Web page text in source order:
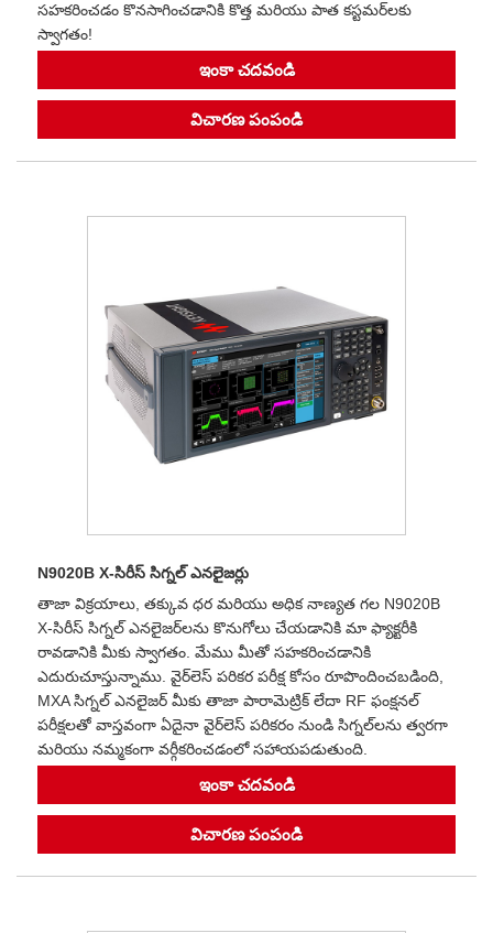
సహకరించడం కొనసాగించడానికి కొత్త మరియు పాత కస్టమర్‌లకు
స్వాగతం!
ఇంకా చదవండి
విచారణ పంపండి
N9020B X-సిరీస్ సిగ్నల్ ఎనలైజర్లు
తాజా విక్రయాలు, తక్కువ ధర మరియు అధిక నాణ్యత గల N9020B
X-సిరీస్ సిగ్నల్ ఎనలైజర్‌లను కొనుగోలు చేయడానికి మా ఫ్యాక్టరీకి
రావడానికి మీకు స్వాగతం. మేము మీతో సహకరించడానికి
ఎదురుచూస్తున్నాము. వైర్‌లెస్ పరికర పరీక్ష కోసం రూపొందించబడింది,
MXA సిగ్నల్ ఎనలైజర్ మీకు తాజా పారామెట్రిక్ లేదా RF ఫంక్షనల్
పరీక్షలతో వాస్తవంగా ఏదైనా వైర్‌లెస్ పరికరం నుండి సిగ్నల్‌లను త్వరగా
మరియు నమ్మకంగా వర్గీకరించడంలో సహాయపడుతుంది.
ఇంకా చదవండి
విచారణ పంపండి